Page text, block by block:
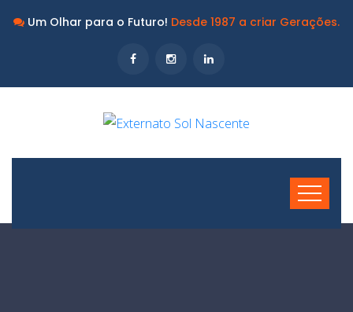
Um Olhar para o Futuro! Desde 1987 a criar Gerações.